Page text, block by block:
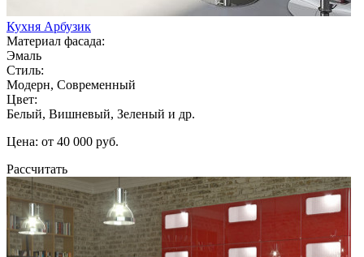
Кухня Арбузик
Материал фасада:
Эмаль
Стиль:
Модерн, Современный
Цвет:
Белый, Вишневый, Зеленый и др.
Цена: от 40 000 руб.
Рассчитать